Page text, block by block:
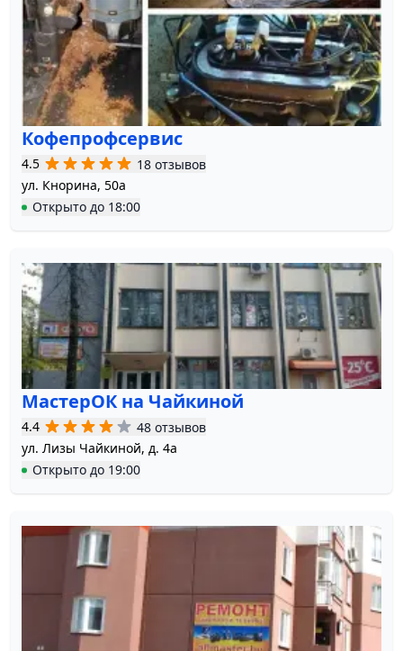
Кофепрофсервис
4.5
18 отзывов
ул. Кнорина, 50а
Открыто до 18:00
МастерОК на Чайкиной
4.4
48 отзывов
ул. Лизы Чайкиной, д. 4а
Открыто до 19:00